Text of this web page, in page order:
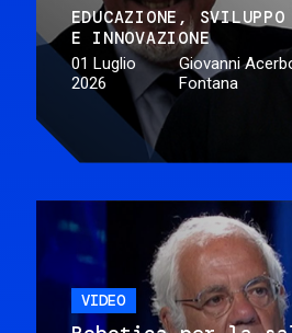
EDUCAZIONE
SVILUPPO
E INNOVAZIONE
01 Luglio
2026
Giovanni
Fontana
VIDEO